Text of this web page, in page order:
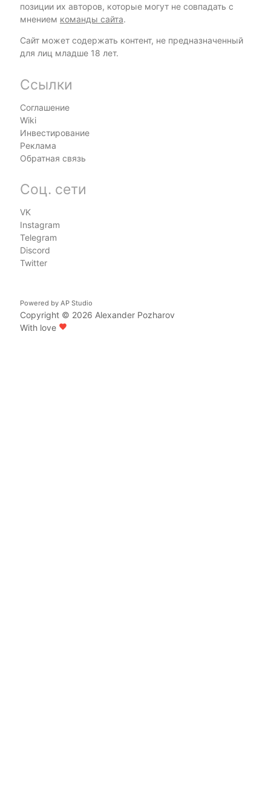
позиции их авторов, которые могут не совпадать с
мнением команды сайта.
Сайт может содержать контент, не предназначенный
для лиц младше 18 лет.
Ссылки
Соглашение
Wiki
Инвестирование
Реклама
Обратная связь
Соц. сети
VK
Instagram
Telegram
Discord
Twitter
Powered by AP Studio
Copyright © 2026 Alexander Pozharov
With love favorite